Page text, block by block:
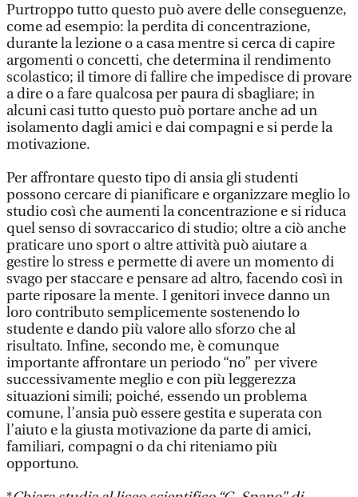
Purtroppo tutto questo può avere delle conseguenze,
come ad esempio: la perdita di concentrazione,
durante la lezione o a casa mentre si cerca di capire
argomenti o concetti, che determina il rendimento
scolastico; il timore di fallire che impedisce di provare
a dire o a fare qualcosa per paura di sbagliare; in
alcuni casi tutto questo può portare anche ad un
isolamento dagli amici e dai compagni e si perde la
motivazione.
Per affrontare questo tipo di ansia gli studenti
possono cercare di pianificare e organizzare meglio lo
studio così che aumenti la concentrazione e si riduca
quel senso di sovraccarico di studio; oltre a ciò anche
praticare uno sport o altre attività può aiutare a
gestire lo stress e permette di avere un momento di
svago per staccare e pensare ad altro, facendo così in
parte riposare la mente. I genitori invece danno un
loro contributo semplicemente sostenendo lo
studente e dando più valore allo sforzo che al
risultato. Infine, secondo me, è comunque
importante affrontare un periodo “no” per vivere
successivamente meglio e con più leggerezza
situazioni simili; poiché, essendo un problema
comune, l’ansia può essere gestita e superata con
l’aiuto e la giusta motivazione da parte di amici,
familiari, compagni o da chi riteniamo più
opportuno.